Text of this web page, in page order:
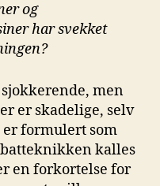
og
har svekket
men
er skadelige, selv
formulert som
kalles
en forkortelse for